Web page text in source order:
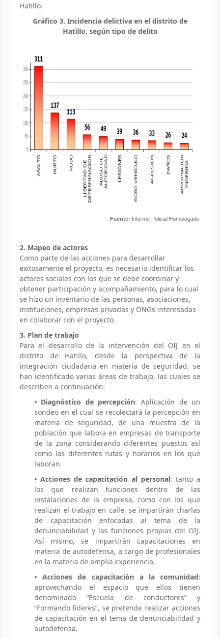
Hatillo.
Gráfico 3. Incidencia delictiva en el distrito de
Hatillo, según tipo de delito
Fuente: Informe Policial Homologado
2. Mapeo de actores
Como parte de las acciones para desarrollar
exitosamente el proyecto, es necesario identificar los
actores sociales con los que se debe coordinar y
obtener participación y acompañamiento, para lo cual
se hizo un inventario de las personas, asociaciones,
instituciones, empresas privadas y ONGs interesadas
en colaborar con el proyecto.
3. Plan de trabajo
Para el desarrollo de la intervención del OIJ en el
distrito de Hatillo, desde la perspectiva de la
integración ciudadana en materia de seguridad, se
han identificado varias áreas de trabajo, las cuales se
describen a continuación:
• Diagnóstico de percepción: Aplicación de un
sondeo en el cual se recolectará la percepción en
materia de seguridad, de una muestra de la
población que labora en empresas de transporte
de la zona considerando diferentes puestos así
como las diferentes rutas y horarios en los que
laboran.
• Acciones de capacitación al personal: tanto a
los que realizan funciones dentro de las
instalaciones de la empresa, como con los que
realizan el trabajo en calle, se impartirán charlas
de capacitación enfocadas al tema de la
denunciabilidad y las funciones propias del OIJ.
Así mismo, se impartirán capacitaciones en
materia de autodefensa, a cargo de profesionales
en la materia de amplia experiencia.
• Acciones de capacitación a la comunidad:
aprovechando el espacio que ellos tienen
denominado “Escuela de conductores” y
“Formando líderes”, se pretende realizar acciones
de capacitación en el tema de denunciabilidad y
autodefensa.